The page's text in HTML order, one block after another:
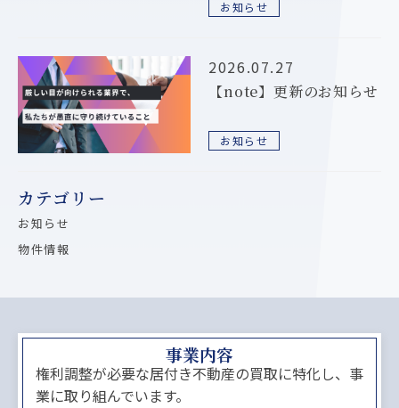
お知らせ
2026.07.27
【note】更新のお知らせ
お知らせ
カテゴリー
お知らせ
物件情報
事業内容
権利調整が必要な居付き不動産の買取に特化し、事
業に取り組んでいます。